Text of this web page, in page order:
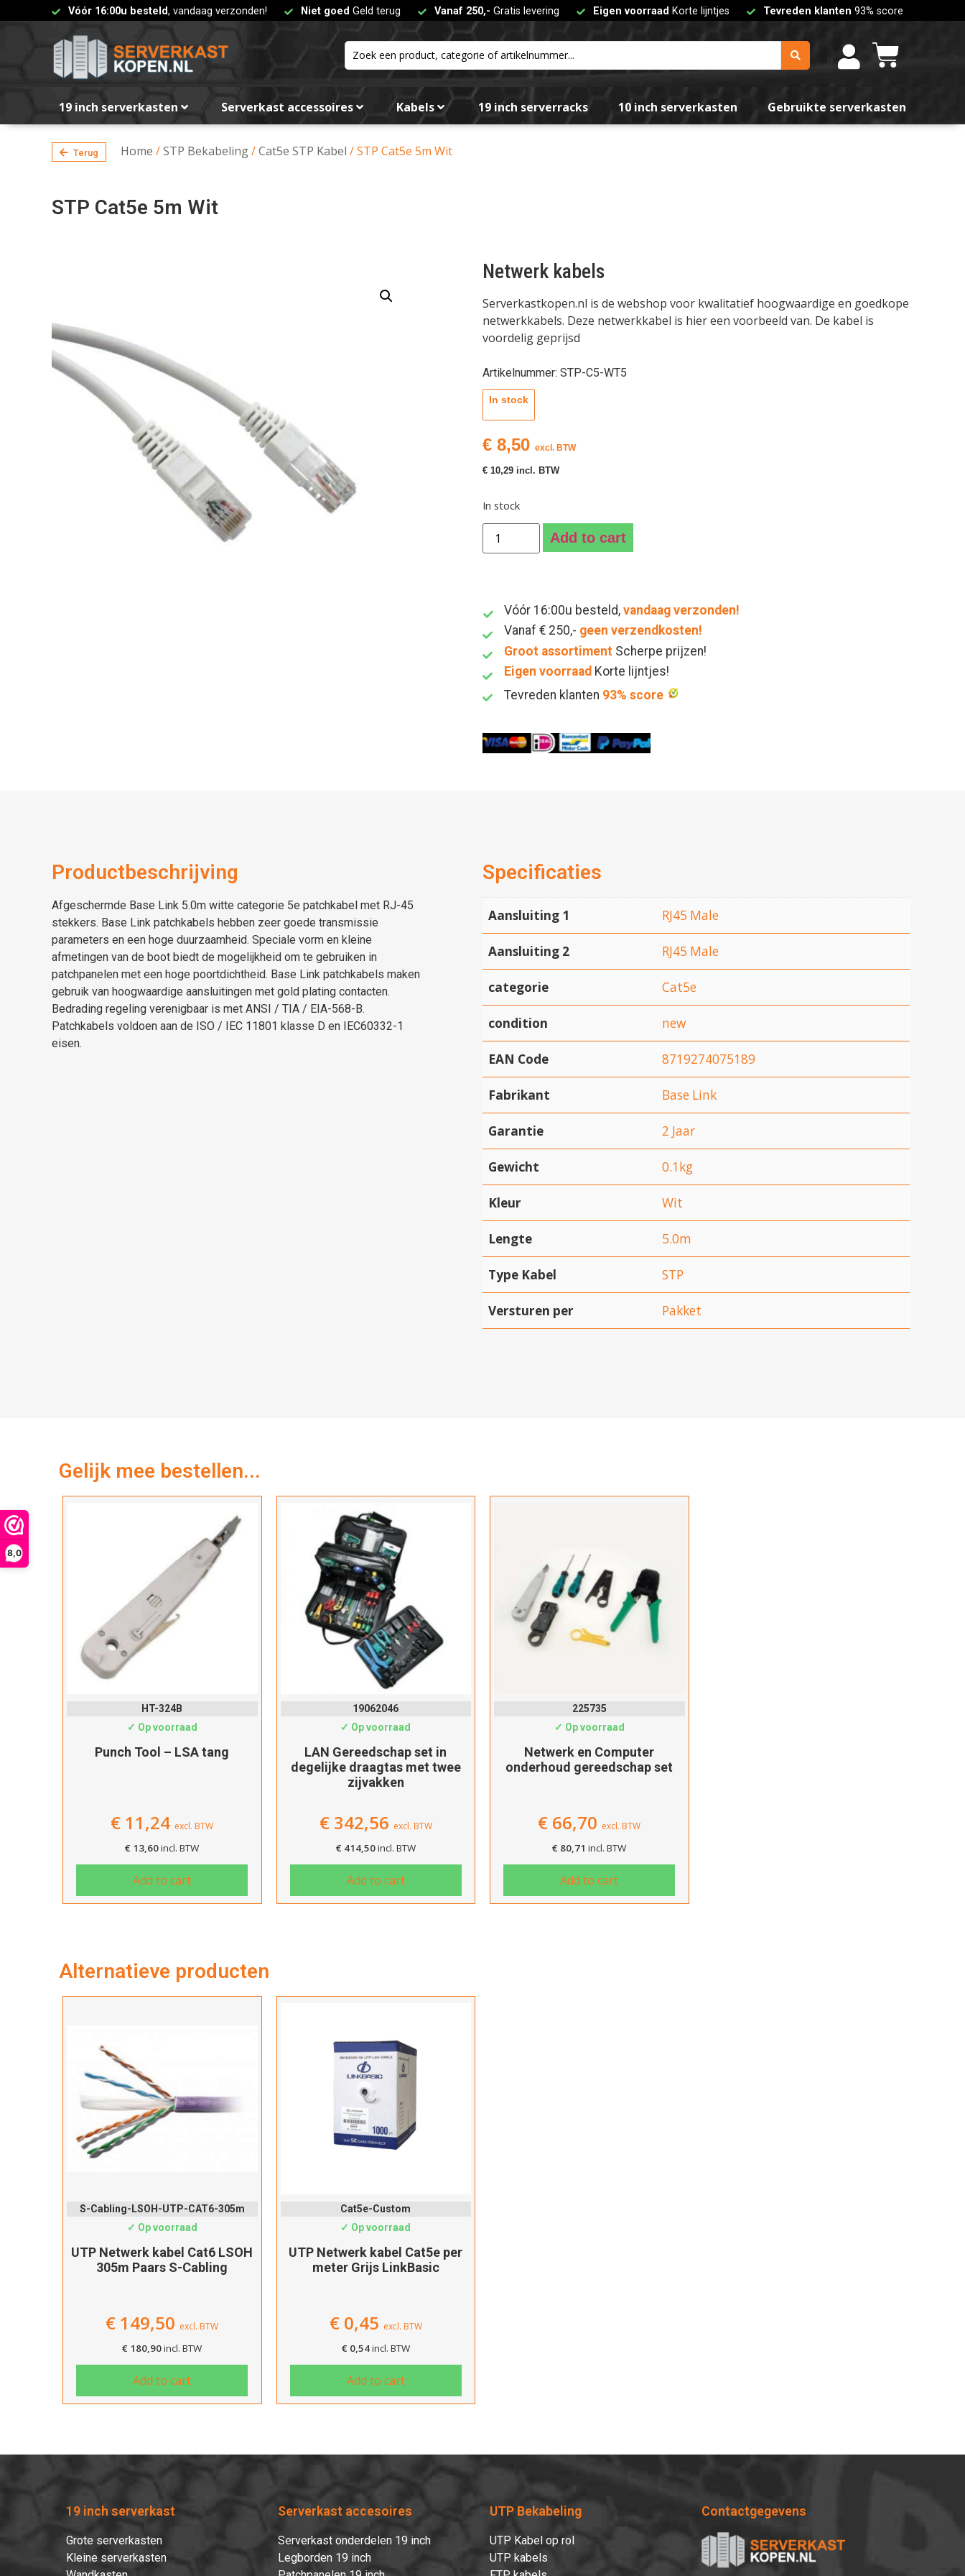
8,0
Vóór 16:00u besteld, vandaag verzonden! Niet goed Geld terug Vanaf 250,- Gratis levering Eigen voorraad Korte lijntjes Tevreden klanten 93% score
19 inch serverkasten Serverkast accessoires Kabels 19 inch serverracks 10 inch serverkasten Gebruikte serverkasten
Terug Home /STP Bekabeling/Cat5e STP Kabel / STP Cat5e 5m Wit
STP Cat5e 5m Wit
Netwerk kabels
Serverkastkopen.nl is de webshop voor kwalitatief hoogwaardige en goedkope
netwerkkabels. Deze netwerkkabel is hier een voorbeeld van. De kabel is
voordelig geprijsd
Artikelnummer: STP-C5-WT5
In stock
€ 8,50 excl. BTW
€ 10,29 incl. BTW
In stock
Add to cart
Vóór 16:00u besteld, vandaag verzonden!
Vanaf € 250,- geen verzendkosten!
Groot assortiment Scherpe prijzen!
Eigen voorraad Korte lijntjes!
Tevreden klanten 93% score
Productbeschrijving
Afgeschermde Base Link 5.0m witte categorie 5e patchkabel met RJ-45
stekkers. Base Link patchkabels hebben zeer goede transmissie
parameters en een hoge duurzaamheid. Speciale vorm en kleine
afmetingen van de boot biedt de mogelijkheid om te gebruiken in
patchpanelen met een hoge poortdichtheid. Base Link patchkabels maken
gebruik van hoogwaardige aansluitingen met gold plating contacten.
Bedrading regeling verenigbaar is met ANSI / TIA / EIA-568-B.
Patchkabels voldoen aan de ISO / IEC 11801 klasse D en IEC60332-1
eisen.
Specificaties
Aansluiting 1 RJ45 Male
Aansluiting 2 RJ45 Male
categorie Cat5e
condition new
EAN Code 8719274075189
Fabrikant Base Link
Garantie 2 Jaar
Gewicht 0.1kg
Kleur Wit
Lengte 5.0m
Type Kabel STP
Versturen per Pakket
Gelijk mee bestellen...
HT-324B
✓ Op voorraad
Punch Tool – LSA tang
€ 11,24 excl. BTW
€ 13,60incl. BTW
Add to cart
19062046
✓ Op voorraad
LAN Gereedschap set in
degelijke draagtas met twee
zijvakken
€342,56 excl. BTW
€ 414,50incl. BTW
Add to cart
225735
✓ Op voorraad
Netwerk en Computer
onderhoud gereedschap set
€ 66,70 excl. BTW
€ 80,71 incl. BTW
Add to cart
Alternatieve producten
S-Cabling-LSOH-UTP-CAT6-305m
✓ Op voorraad
UTP Netwerk kabel Cat6 LSOH
305m Paars S-Cabling
€ 149,50 excl. BTW
€ 180,90incl. BTW
Add to cart
Cat5e-Custom
✓ Op voorraad
UTP Netwerk kabel Cat5e per
meter Grijs LinkBasic
€0,45 excl. BTW
€ 0,54incl. BTW
Add to cart
19 inch serverkast
Grote serverkasten
Kleine serverkasten
Serverkast accesoires
Serverkast onderdelen 19 inch
Legborden 19 inch
UTP Bekabeling
UTP Kabel op rol
UTP kabels
Contactgegevens
Hartelijk dank!
Dit product is succesvol toegevoegd aan uw winkelwagen!
Verder winkelen